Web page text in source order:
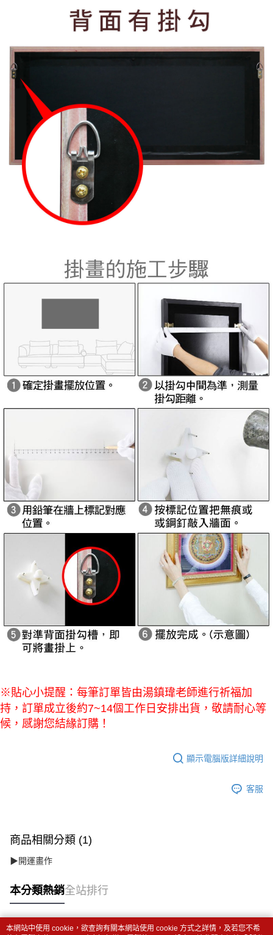
※貼心小提醒：每筆訂單皆由湯鎮瑋老師進行祈福加
持，訂單成立後約7~14個工作日安排出貨，敬請耐心等
候，感謝您結緣訂購！
顯示電腦版詳細說明
客服
商品相關分類 (1)
▶開運畫作
本分類熱銷全站排行
本網站中使用 cookie，欲查詢有關本網站使用 cookie 方式之詳情，及若您不希